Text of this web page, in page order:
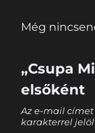
Még
„Csupa
elsőként
Az e-mail címet
karakterrel